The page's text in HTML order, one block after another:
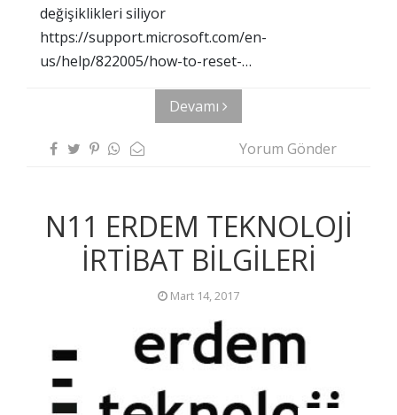
değişiklikleri siliyor
https://support.microsoft.com/en-
us/help/822005/how-to-reset-…
Devamı
Yorum Gönder
N11 ERDEM TEKNOLOJİ
İRTİBAT BİLGİLERİ
Mart 14, 2017